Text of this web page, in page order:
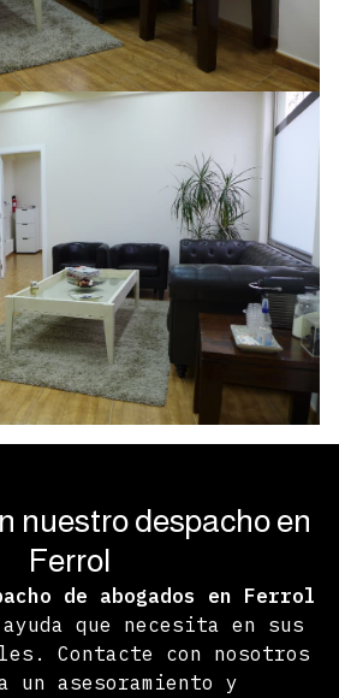
nuestro despacho en
Ferrol
de abogados en Ferrol
que necesita en sus
Contacte con nosotros
un asesoramiento y